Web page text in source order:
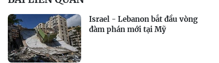
Israel - Lebanon bắt đầu vòng
đàm phán mới tại Mỹ